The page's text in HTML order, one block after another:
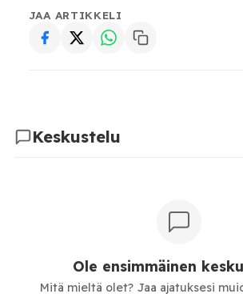
JAA ARTIKKELI
Keskustelu
Ole ensimmäinen
Mitä mieltä olet? Jaa ajatuksesi